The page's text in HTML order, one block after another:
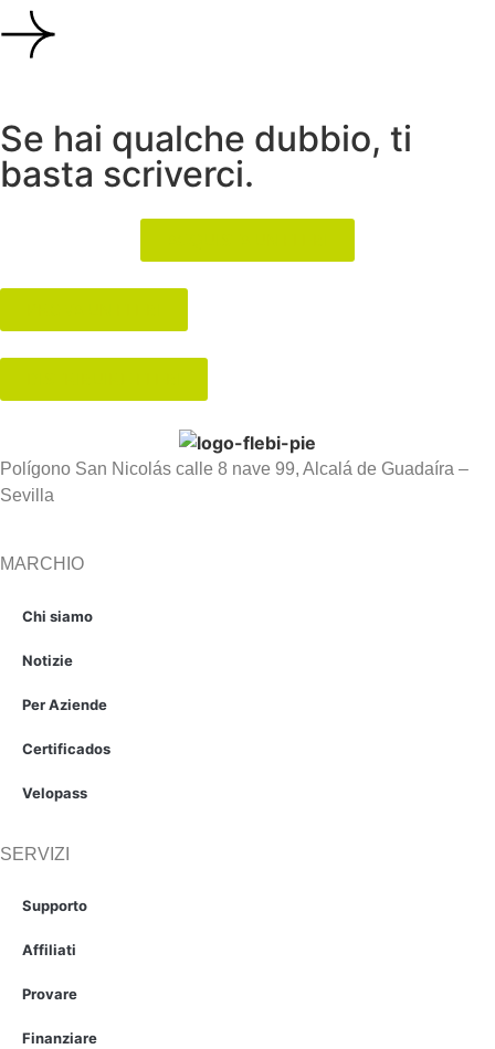
Se hai qualche dubbio, ti
basta scriverci.
Polígono San Nicolás calle 8 nave 99, Alcalá de Guadaíra –
Sevilla
MARCHIO
Chi siamo
Notizie
Per Aziende
Certificados
Velopass
SERVIZI
Supporto
Affiliati
Provare
Finanziare